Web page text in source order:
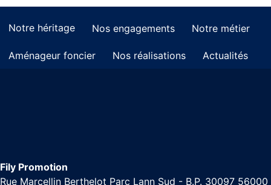
Notre héritage Nos engagements Notre métier
Aménageur foncier Nos réalisations Actualités
Fily Promotion
Rue Marcellin Berthelot Parc Lann Sud - B.P. 30097 56000